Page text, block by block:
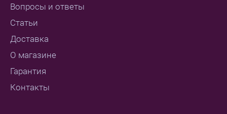
Вопросы и ответы
Статьи
Доставка
О магазине
Гарантия
Контакты